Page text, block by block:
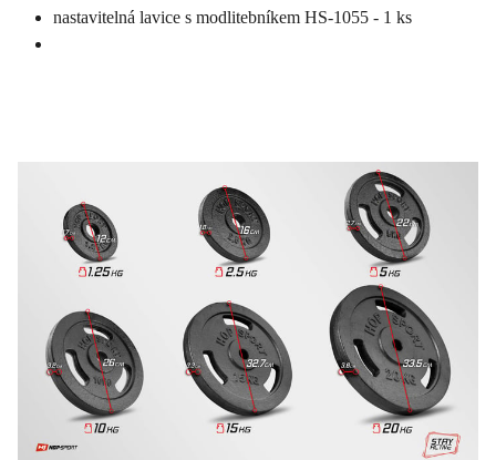
nastavitelná lavice s modlitebníkem HS-1055 - 1 ks